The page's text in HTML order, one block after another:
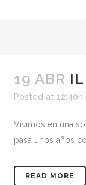
19 ABR
Posted at 12:40h
Vivimos en una
pasa unos años
READ MORE